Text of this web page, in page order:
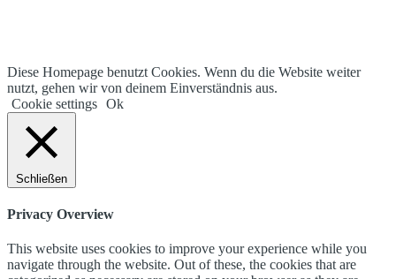
Diese Homepage benutzt Cookies. Wenn du die Website weiter
nutzt, gehen wir von deinem Einverständnis aus.
Cookie settings Ok
Schließen
Privacy Overview
This website uses cookies to improve your experience while you
navigate through the website. Out of these, the cookies that are